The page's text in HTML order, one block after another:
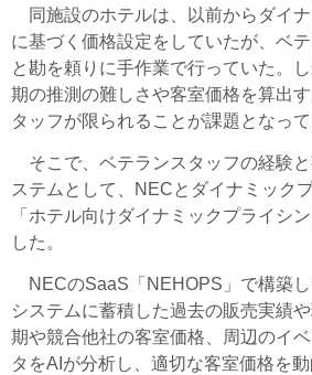
同施設のホテルは、以前からダイ
に基づく価格設定をしていたが、ベ
と勘を頼りに手作業で行っていた。
期の推測の難しさや客室価格を算出
タッフが限られることが課題となって
そこで、ベテランスタッフの経験
ステムとして、NECとダイナミック
「ホテル向けダイナミックプライシ
した。
NECのSaaS「NEHOPS」で構築
システムに蓄積した過去の販売実績
期や競合他社の客室価格、周辺のイ
タをAIが分析し、適切な客室価格を